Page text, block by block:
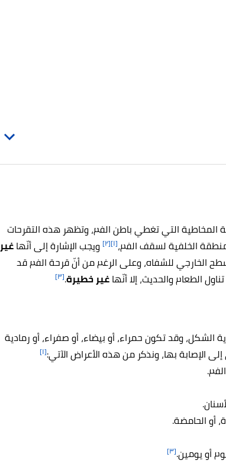
الخلفية لسقف الفم،[١] [٢] ويجب الإشارة إلى أنّهاغير
الخارجي للشفاه، وعلى الرغم من أنّ قرحة الفم قد
الطعام والحديث، إلا أنّهاغير خطيرة.[٣]
وقد تكون حمراء، أو بيضاء، أو صفراء، أو رمادية
الإصابة بها، ونذكر من هذه الأعراض الآتي:[١]
أو الحامضة.
أو يومين.[٣]